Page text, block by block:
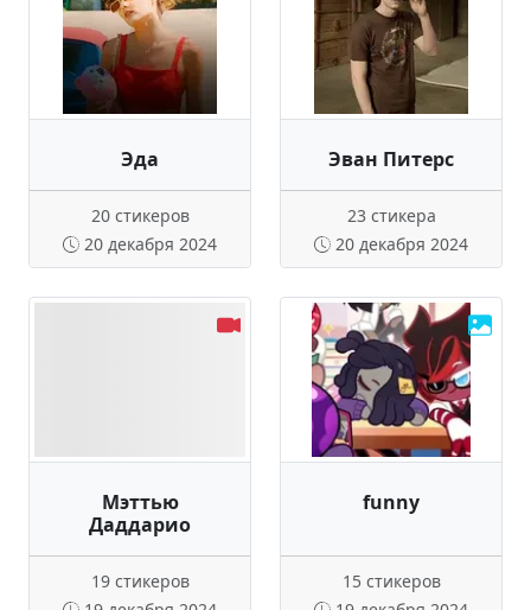
Эда
20 стикеров
20 декабря 2024
Эван Питерс
23 стикера
20 декабря 2024
Мэттью
Даддарио
19 стикеров
funny
15 стикеров